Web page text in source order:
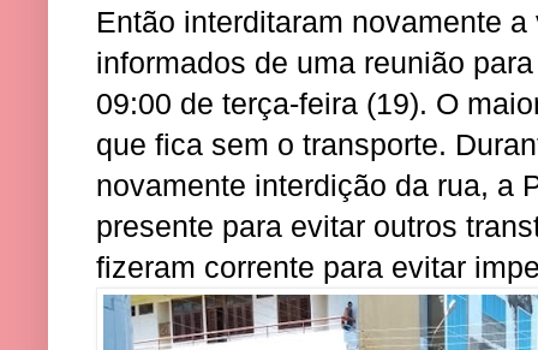
Então interditaram novamente
informados de uma reunião
09:00 de terça-feira (19). O
que fica sem o transporte.
novamente interdição da rua, a
presente para evitar outros
fizeram corrente para evitar